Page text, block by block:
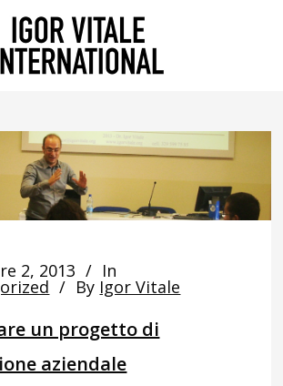
2, 2013 In
By Igor Vitale
un progetto di
aziendale